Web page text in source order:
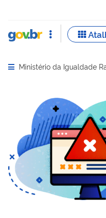
Abrir menu principal de
Ministério da Igualdade